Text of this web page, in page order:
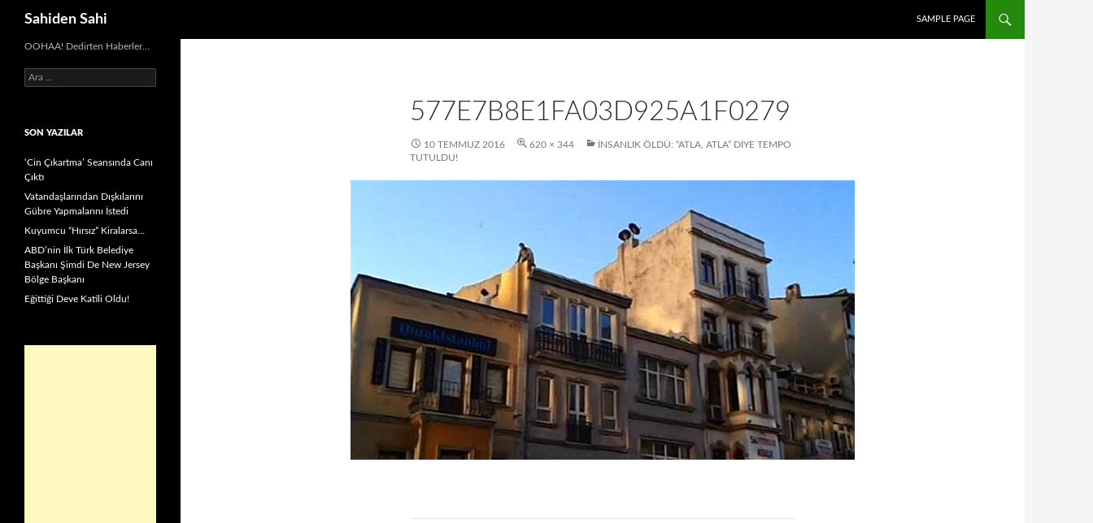
Sahiden Sahi
SAMPLE PAGE
577E7B8E1FA03D925A1F0279
10 TEMMUZ 2016 620 × 344
İNSANLIK ÖLDÜ: “ATLA, ATLA” DIYE TEMPO
TUTULDU!
OOHAA! Dedirten Haberler…
Arama:
SON YAZILAR
‘Cin Çıkartma’ Seansında Canı
Çıktı
Vatandaşlarından Dışkılarını
Gübre Yapmalarını İstedi
Kuyumcu “Hırsız” Kiralarsa…
ABD’nin İlk Türk Belediye
Başkanı Şimdi De New Jersey
Bölge Başkanı
Eğittiği Deve Katili Oldu!